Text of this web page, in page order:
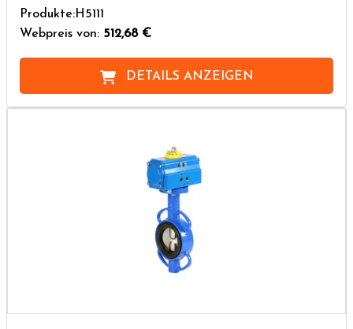
Produkte:H5111
Webpreis von: 512,68 €
DETAILS ANZEIGEN